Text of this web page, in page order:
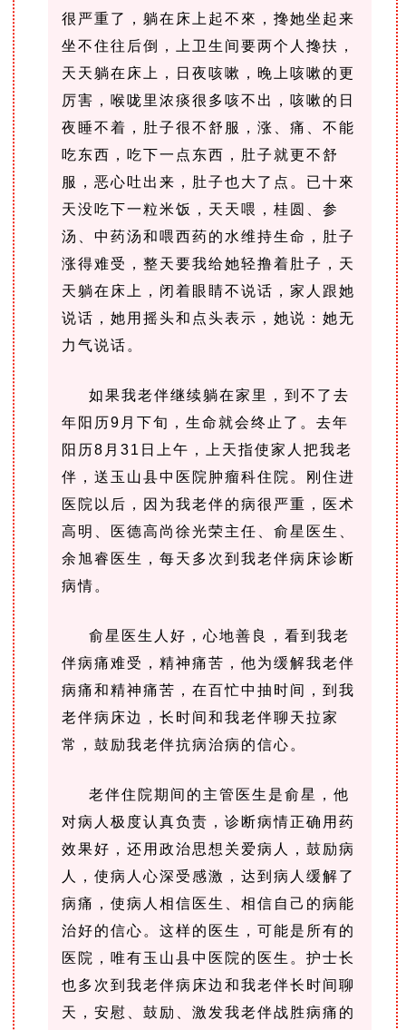
很严重了，躺在床上起不來，搀她坐起来
坐不住往后倒，上卫生间要两个人搀扶，
天天躺在床上，日夜咳嗽，晚上咳嗽的更
厉害，喉咙里浓痰很多咳不出，咳嗽的日
夜睡不着， 肚子很不舒服，涨、痛、不能
吃东西，吃下一点东西，肚子就更不舒
服，恶心吐出来，肚子也大了点。 已十來
天没吃下一粒米饭，天天喂，桂圆、参
汤、中药汤和喂西药的水维持生命， 肚子
涨得难受，整天要我给她轻撸着肚子， 天
天躺在床上，闭着眼睛不说话，家人跟她
说话，她用摇头和点头表示，她说： 她无
力气说话。
如果我老伴继续躺在家里，到不了去
年阳历9月下旬，生命就会终止了。去年
阳历8月31日上午，上天指使家人把我老
伴，送玉山县中医院肿瘤科住院。刚住进
医院以后，因为我老伴的病很严重，医术
高明、医德高尚徐光荣主任、俞星医生、
余旭睿医生，每天多次到我老伴病床诊断
病情。
俞星医生人好，心地善良，看到我老
伴病痛难受，精神痛苦，他为缓解我老伴
病痛和精神痛苦，在百忙中抽时间，到我
老伴病床边，长时间和我老伴聊天拉家
常，鼓励我老伴抗病治病的信心。
老伴住院期间的主管医生是俞星，他
对病人极度认真负责，诊断病情正确用药
效果好，还用政治思想关爱病人，鼓励病
人，使病人心深受感激，达到病人缓解了
病痛，使病人相信医生、相信自己的病能
治好的信心。这样的医生，可能是所有的
医院，唯有玉山县中医院的医生。护士长
也多次到我老伴病床边和我老伴长时间聊
天，安慰、鼓励、激发我老伴战胜病痛的